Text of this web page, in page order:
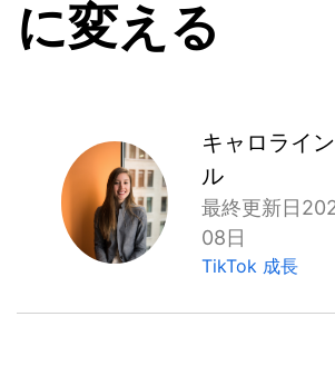
に変える
キャロライ
ル
最終更新日
08日
TikTok 成長